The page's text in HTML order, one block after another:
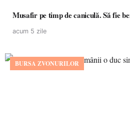
Musafir pe timp de caniculă. Să fie
acum 5 zile
BURSA ZVONURILOR